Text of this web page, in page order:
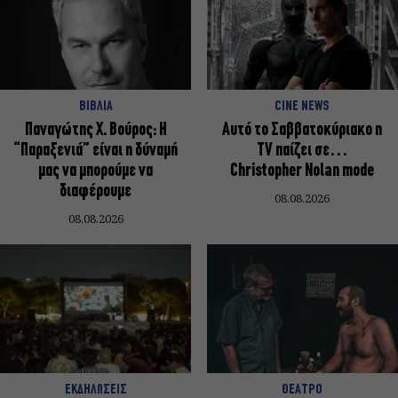
ΒΙΒΛΙΑ
Παναγώτης Χ. Βούρος: Η
“Παραξενιά” είναι η δύναμή
μας να μπορούμε να
διαφέρουμε
08.08.2026
CINE NEWS
Αυτό το Σαββατοκύριακο η
TV παίζει σε…
Christopher Nolan mode
08.08.2026
ΕΚΔΗΛΩΣΕΙΣ ΘΕΑΤΡΟ